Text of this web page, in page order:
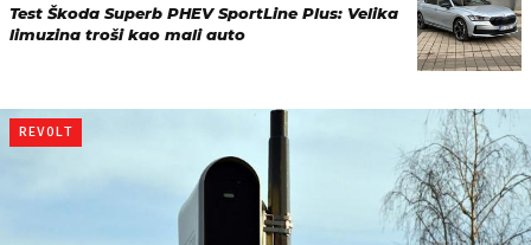
Test Škoda Superb PHEV SportLine Plus: Velika
limuzina troši kao mali auto
REVOLT